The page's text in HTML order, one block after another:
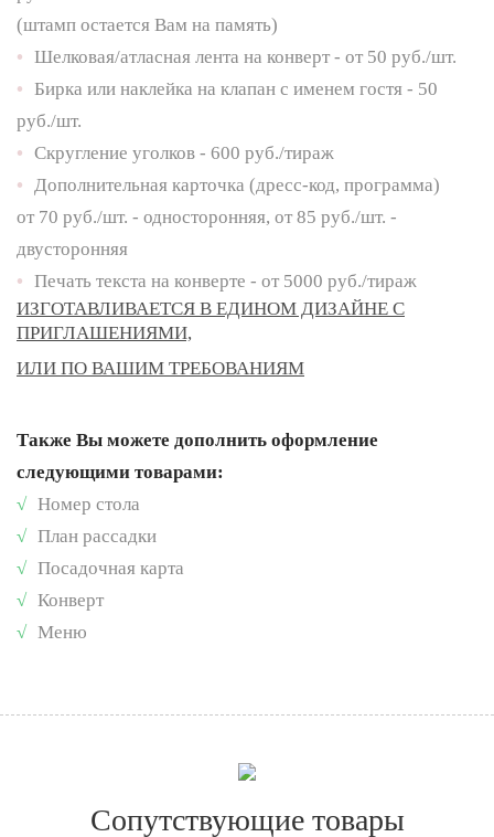
(штамп остается Вам на память)
• Шелковая/атласная лента на конверт - от 50 руб./шт.
• Бирка или наклейка на клапан с именем гостя - 50
руб./шт.
• Скругление уголков - 600 руб./тираж
• Дополнительная карточка (дресс-код, программа)
от 70 руб./шт. - односторонняя, от 85 руб./шт. -
двусторонняя
• Печать текста на конверте - от 5000 руб./тираж
ИЗГОТАВЛИВАЕТСЯ В ЕДИНОМ ДИЗАЙНЕ С
ПРИГЛАШЕНИЯМИ,
ИЛИ ПО ВАШИМ ТРЕБОВАНИЯМ
Также Вы можете дополнить оформление
следующими товарами:
√ Номер стола
√ План рассадки
√ Посадочная карта
√ Конверт
√ Меню
Сопутствующие товары